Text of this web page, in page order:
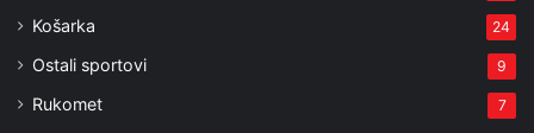
Košarka 24
Ostali sportovi 9
Rukomet 7